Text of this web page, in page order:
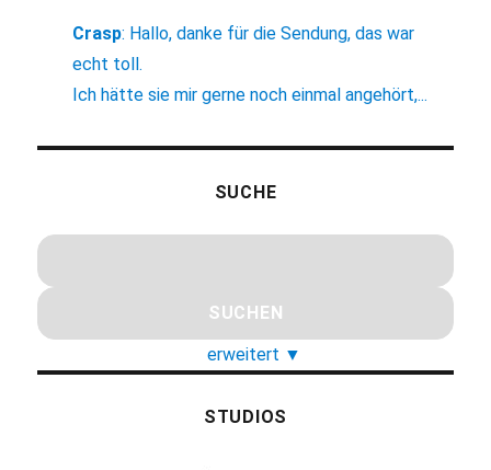
Crasp: Hallo, danke für die Sendung, das war
echt toll.
Ich hätte sie mir gerne noch einmal angehört,...
SUCHE
erweitert ▼
STUDIOS